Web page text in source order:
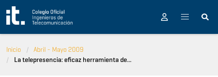
Pasar al contenido principal
Inicio
Abril - Mayo 2009
La telepresencia: eficaz herramienta de...